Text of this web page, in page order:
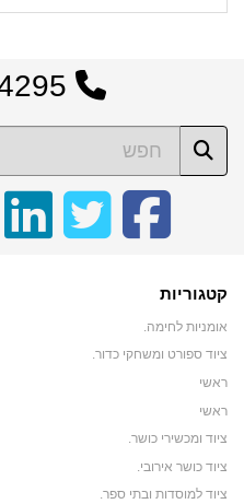
קטגוריות
אומניות לחימה.
ציוד ספורט ומשחקי כדור.
ראשי
ראשי
ציוד ומכשירי כושר.
ציוד כושר אירובי.
ציוד למוסדות ובתי ספר.